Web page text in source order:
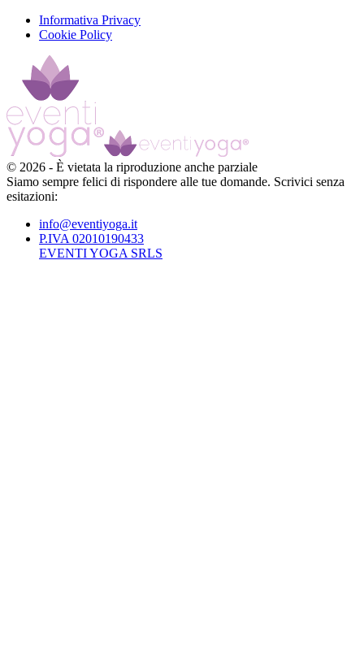
Informativa Privacy
Cookie Policy
© 2026 - È vietata la riproduzione anche parziale
Siamo sempre felici di rispondere alle tue domande. Scrivici senza
esitazioni:
info@eventiyoga.it
P.IVA 02010190433
EVENTI YOGA SRLS